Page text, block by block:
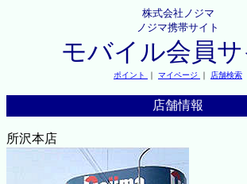
株式会社ノジマ
ノジマ携帯サイト
モバイル会員サ
ポイント ｜ マイページ ｜ 店舗検索
店舗情報
所沢本店